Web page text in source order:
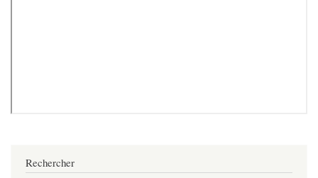
Rechercher